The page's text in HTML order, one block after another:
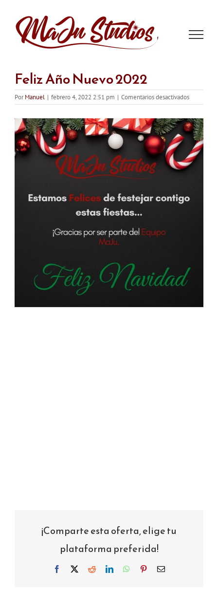
contenido
Feliz Año Nuevo 2022
PorManuel | febrero 4, 2022 2:51 pm | Comentarios desactivadosen
Feliz
Nuevo
2022
¡Comparte esta oferta, elige tu
plataforma preferida!
Facebook RedditLinkedInWhatsApp
PinterestCorreo